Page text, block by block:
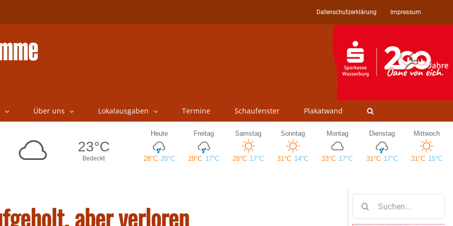
Datenschutzerklärung Impressum
Über uns Lokalausgaben Termine Schaufenster Plakatwand
aber verloren
nach: